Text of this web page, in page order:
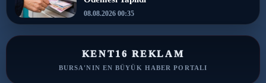
08.08.2026 00:35
KENT16 REKLAM
BURSA'NIN EN BÜYÜK HABER PORTALI